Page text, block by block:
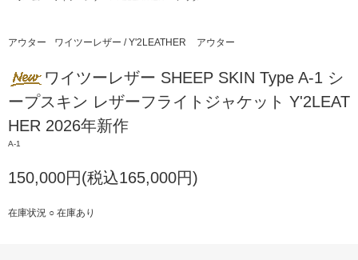
アウター ワイツーレザー / Y'2LEATHER アウター
ワイツーレザー SHEEP SKIN Type A-1 シ
ープスキン レザーフライトジャケット Y'2LEAT
HER 2026年新作
A-1
150,000円(税込165,000円)
在庫状況 ○ 在庫あり